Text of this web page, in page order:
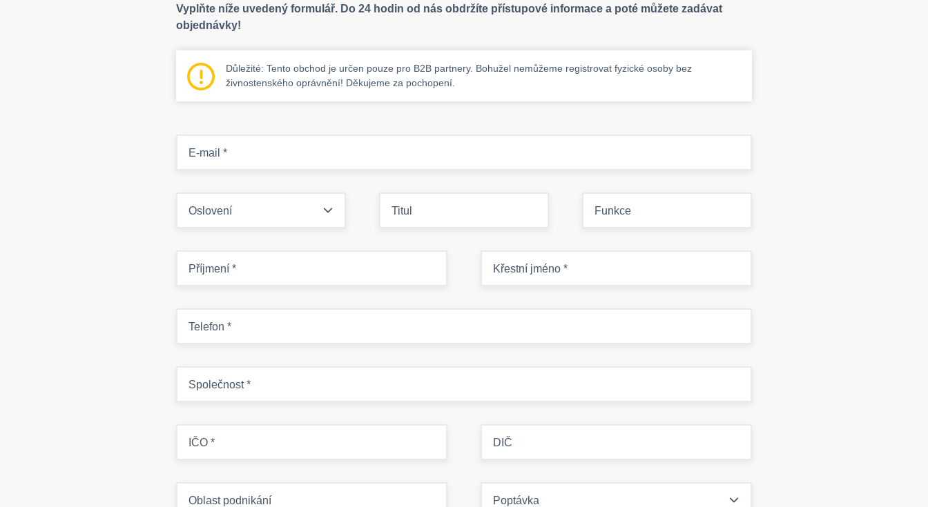
Vyplňte níže uvedený formulář. Do 24 hodin od nás obdržíte přístupové informace a poté můžete zadávat
objednávky!
Důležité: Tento obchod je určen pouze pro B2B partnery. Bohužel nemůžeme registrovat fyzické osoby bez
živnostenského oprávnění! Děkujeme za pochopení.
E-mail *
Oslovení Titul Funkce
Příjmení * Křestní jméno *
Telefon *
Společnost*
IČO * DIČ
Oblast podnikání Poptávka